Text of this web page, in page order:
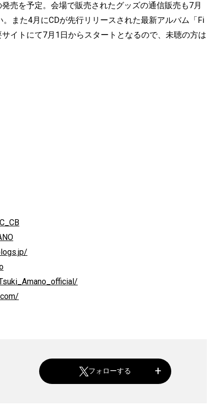
売を予定。会場で販売されたグッズの通信販売も7月
また4月にCDが先行リリースされた最新アルバム「Fi
イトにて7月1日からスタートとなるので、未聴の方は
フォローする